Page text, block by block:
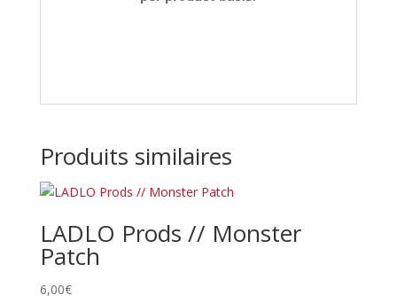
Produits similaires
LADLO Prods // Monster
Patch
6,00€